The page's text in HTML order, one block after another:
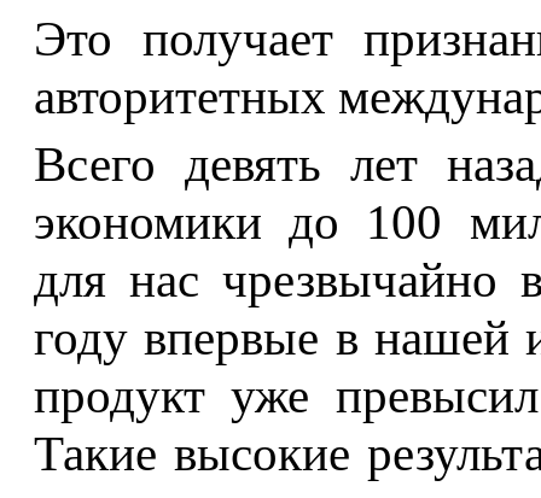
Это получает
авторитетных
Всего девять лет
экономики до 100
для нас
году впервые в нашей
продукт уже
Такие высокие